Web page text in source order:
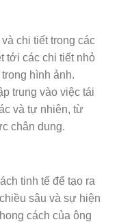
chi tiết trong các
tới các chi tiết nhỏ
hình ảnh.
trung vào việc tái
và tự nhiên, từ
chân dung.
tinh tế để tạo ra
sâu và sự hiện
cách của ông